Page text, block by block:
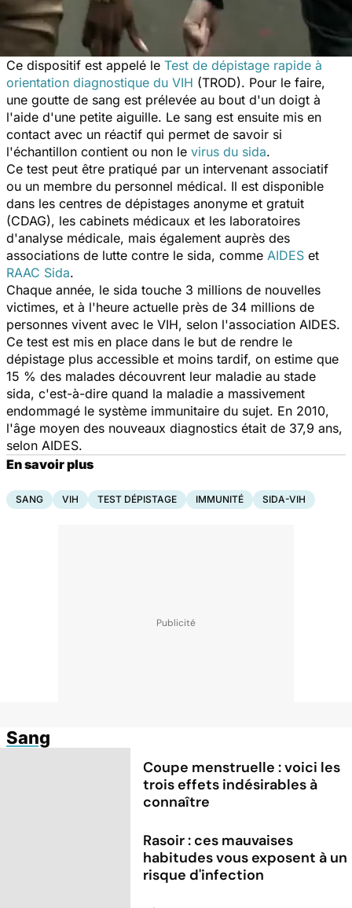
Ce dispositif est appelé le Test de dépistage rapide à
orientation diagnostique du VIH (TROD). Pour le faire,
une goutte de sang est prélevée au bout d'un doigt à
l'aide d'une petite aiguille. Le sang est ensuite mis en
contact avec un réactif qui permet de savoir si
l'échantillon contient ou non le virus du sida.
Ce test peut être pratiqué par un intervenant associatif
ou un membre du personnel médical. Il est disponible
dans les centres de dépistages anonyme et gratuit
(CDAG), les cabinets médicaux et les laboratoires
d'analyse médicale, mais également auprès des
associations de lutte contre le sida, comme AIDES et
RAAC Sida.
Chaque année, le sida touche 3 millions de nouvelles
victimes, et à l'heure actuelle près de 34 millions de
personnes vivent avec le VIH, selon l'association AIDES.
Ce test est mis en place dans le but de rendre le
dépistage plus accessible et moins tardif, on estime que
15 % des malades découvrent leur maladie au stade
sida, c'est-à-dire quand la maladie a massivement
endommagé le système immunitaire du sujet. En 2010,
l'âge moyen des nouveaux diagnostics était de 37,9 ans,
selon AIDES.
En savoir plus
SANG VIH TEST DÉPISTAGE IMMUNITÉ SIDA-VIH
Sang
Coupe menstruelle : voici les
trois effets indésirables à
connaître
Rasoir : ces mauvaises
habitudes vous exposent à un
risque d'infection